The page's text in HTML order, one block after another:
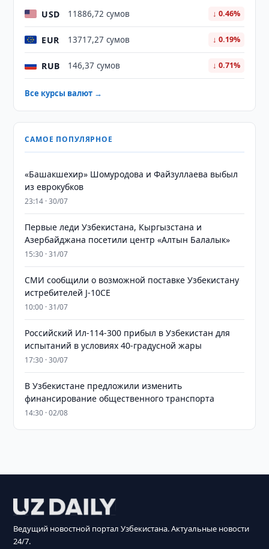
USD 11886,72 сумов ↓ 0.46%
EUR 13717,27 сумов ↓ 0.19%
RUB 146,37 сумов ↓ 0.71%
Все курсы валют →
САМОЕ ПОПУЛЯРНОЕ
«Башакшехир» Шомуродова и Файзуллаева выбыл
из еврокубков
23:14 · 30/07
Первые леди Узбекистана, Кыргызстана и
Азербайджана посетили центр «Алтын Балалык»
15:30 · 31/07
СМИ сообщили о возможной поставке Узбекистану
истребителей J-10CE
10:00 · 31/07
Российский Ил-114-300 прибыл в Узбекистан для
испытаний в условиях 40-градусной жары
17:30 · 30/07
В Узбекистане предложили изменить
финансирование общественного транспорта
14:30 · 02/08
Ведущий новостной портал Узбекистана. Актуальные новости
24/7.